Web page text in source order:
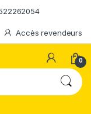
Accès revendeurs
0